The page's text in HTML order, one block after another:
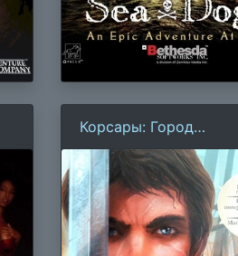
Корсары: Город
потерянных кораблей